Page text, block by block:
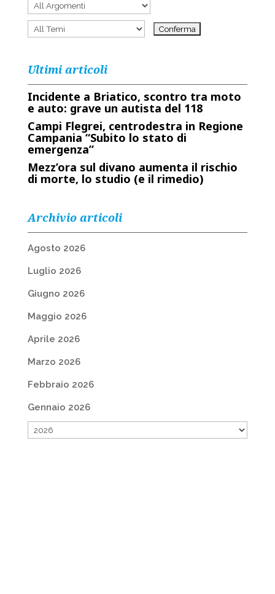
Ultimi articoli
Incidente a Briatico, scontro tra moto
e auto: grave un autista del 118
Campi Flegrei, centrodestra in Regione
Campania “Subito lo stato di
emergenza”
Mezz’ora sul divano aumenta il rischio
di morte, lo studio (e il rimedio)
Archivio articoli
Agosto 2026
Luglio 2026
Giugno 2026
Maggio 2026
Aprile 2026
Marzo 2026
Febbraio 2026
Gennaio 2026